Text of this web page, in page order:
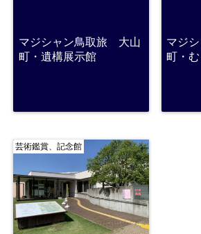
マジシャン鳥取旅 大山
町・遺構展示館
マジ
町・
芸術鑑賞、記念館